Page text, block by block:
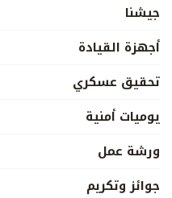
جيشنا
أجهزة القيادة
تحقيق عسكري
يوميات أمنية
ورشة عمل
جوائز وتكريم